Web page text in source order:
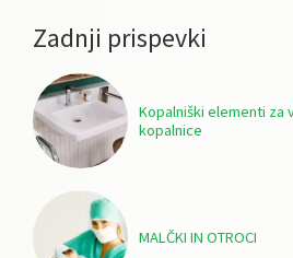
Zadnji prispevki
Kopalniški elementi za
kopalnice
MALČKI IN OTROCI